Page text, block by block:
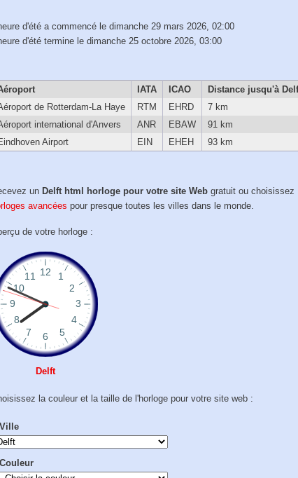
d'été a commencé le dimanche 29 mars 2026, 02:00
d'été termine le dimanche 25 octobre 2026, 03:00
IATA ICAO
Distance jusqu'à
de Rotterdam-La Haye
RTM EHRD
7 km
international d'Anvers
ANR EBAW
91 km
Airport
EIN EHEH 93 km
un Delft html horloge pour votre site Web gratuit ou choisissez
avancées pour presque toutes les villes dans le monde.
de votre horloge :
Delft
la couleur et la taille de l'horloge pour votre site web :
Ville
Couleur